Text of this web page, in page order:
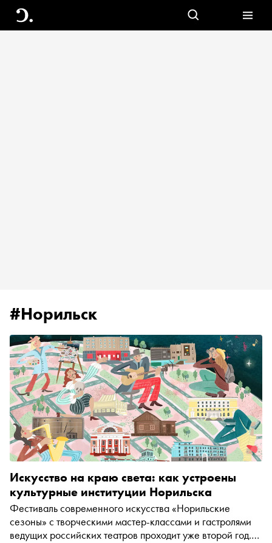
#Норильск
Искусство на краю света: как устроены
культурные институции Норильска
Фестиваль современного искусства «Норильские
сезоны» с творческими мастер-классами и гастролями
ведущих российских театров проходит уже второй год.